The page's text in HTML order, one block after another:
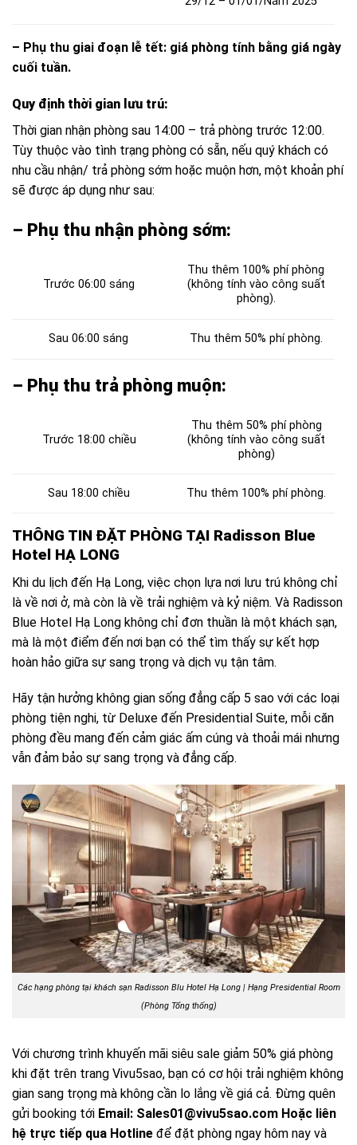
– Phụ thu giai đoạn lễ tết: giá phòng tính bằng giá ngày
cuối tuần.
Quy định thời gian lưu trú:
Thời gian nhận phòng sau 14:00 – trả phòng trước 12:00.
Tùy thuộc vào tình trạng phòng có sẵn, nếu quý khách có
nhu cầu nhận/ trả phòng sớm hoặc muộn hơn, một khoản phí
sẽ được áp dụng như sau:
– Phụ thu nhận phòng sớm:
Trước 06:00 sáng
Thu thêm 100% phí phòng
(không tính vào công suất
phòng).
Sau 06:00 sáng Thu thêm 50% phí phòng.
– Phụ thu trả phòng muộn:
Trước 18:00 chiều
Thu thêm 50% phí phòng
(không tính vào công suất
phòng)
Sau 18:00 chiều Thu thêm 100% phí phòng.
THÔNG TIN ĐẶT PHÒNG TẠI Radisson Blue
Hotel HẠ LONG
Khi du lịch đến Hạ Long, việc chọn lựa nơi lưu trú không chỉ
là về nơi ở, mà còn là về trải nghiệm và kỷ niệm. Và Radisson
Blue Hotel Hạ Long không chỉ đơn thuần là một khách sạn,
mà là một điểm đến nơi bạn có thể tìm thấy sự kết hợp
hoàn hảo giữa sự sang trọng và dịch vụ tận tâm.
Hãy tận hưởng không gian sống đẳng cấp 5 sao với các loại
phòng tiện nghi, từ Deluxe đến Presidential Suite, mỗi căn
phòng đều mang đến cảm giác ấm cúng và thoải mái nhưng
vẫn đảm bảo sự sang trọng và đẳng cấp.
Các hạng phòng tại khách sạn Radisson Blu Hotel Hạ Long | Hạng Presidential Room
(Phòng Tổng thống)
Với chương trình khuyến mãi siêu sale giảm 50% giá phòng
khi đặt trên trang Vivu5sao, bạn có cơ hội trải nghiệm không
gian sang trọng mà không cần lo lắng về giá cả. Đừng quên
gửi booking tới Email: Sales01@vivu5sao.com Hoặc liên
hệ trực tiếp qua Hotline để đặt phòng ngay hôm nay và